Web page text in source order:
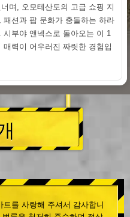
며, 오모테산도의 고급 쇼핑 지
션과 팝 문화가 충돌하는 하라
부야 앤넥스로 돌아오는 이 1
력이 어우러진 짜릿한 경험입
트를 사랑해 주셔서 감사합니